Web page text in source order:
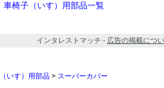
車椅子（いす）用部品一覧
インタレストマッチ - 広告の掲載につ
いす）用部品 > スーパーカバー